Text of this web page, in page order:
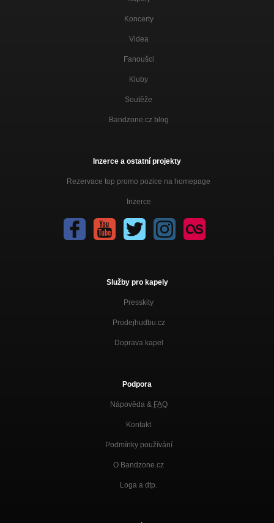
Koncerty
Videa
Fanoušci
Kluby
Soutěže
Bandzone.cz blog
Inzerce a ostatní projekty
Rezervace top promo pozice na homepage
Inzerce
Služby pro kapely
Presskity
Prodejhudbu.cz
Doprava kapel
Podpora
Nápověda & FAQ
Kontakt
Podmínky používání
O Bandzone.cz
Loga a dtp.